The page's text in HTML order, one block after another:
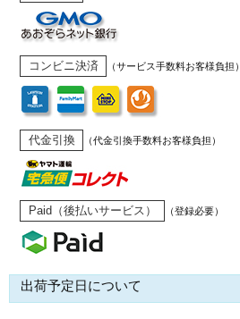
コンビニ決済 （サービス手数料お客様負担）
代金引換 （代金引換手数料お客様負担）
Paid（後払いサービス） （登録必要）
出荷予定日について